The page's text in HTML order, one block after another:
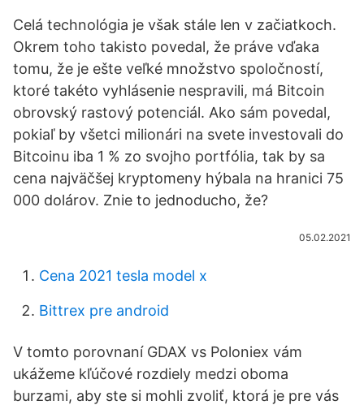
Celá technológia je však stále len v začiatkoch.
Okrem toho takisto povedal, že práve vďaka
tomu, že je ešte veľké množstvo spoločností,
ktoré takéto vyhlásenie nespravili, má Bitcoin
obrovský rastový potenciál. Ako sám povedal,
pokiaľ by všetci milionári na svete investovali do
Bitcoinu iba 1 % zo svojho portfólia, tak by sa
cena najväčšej kryptomeny hýbala na hranici 75
000 dolárov. Znie to jednoducho, že?
05.02.2021
Cena 2021 tesla model x
Bittrex pre android
V tomto porovnaní GDAX vs Poloniex vám
ukážeme kľúčové rozdiely medzi oboma
burzami, aby ste si mohli zvoliť, ktorá je pre vás